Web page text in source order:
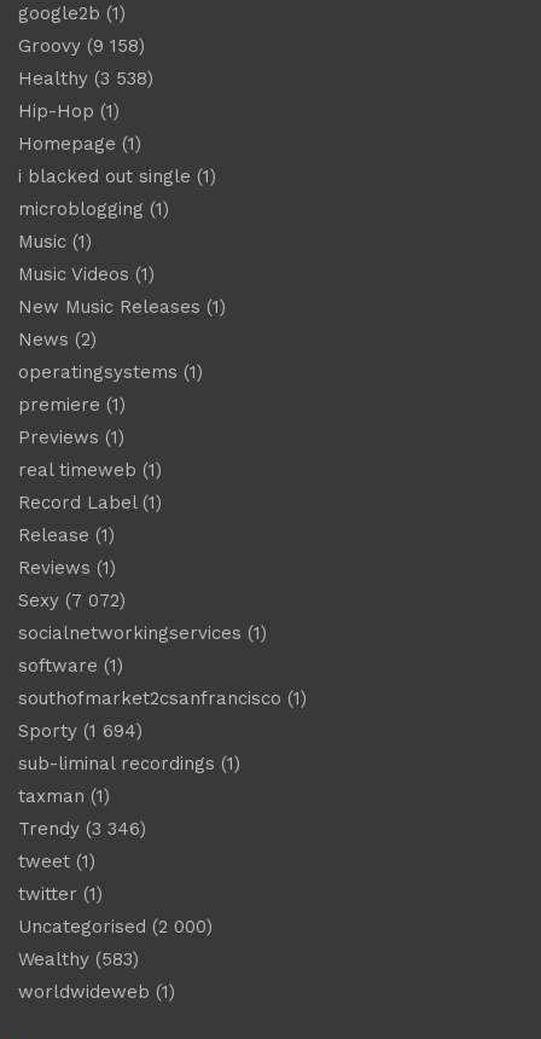
google2b (1)
Groovy (9 158)
Healthy (3 538)
Hip-Hop (1)
Homepage (1)
i blacked out single (1)
microblogging (1)
Music (1)
Music Videos (1)
New Music Releases (1)
News (2)
operatingsystems (1)
premiere (1)
Previews (1)
real timeweb (1)
Record Label(1)
Release (1)
Reviews (1)
Sexy (7 072)
socialnetworkingservices (1)
software (1)
southofmarket2csanfrancisco (1)
Sporty (1 694)
sub-liminal recordings (1)
taxman (1)
Trendy (3 346)
tweet (1)
twitter (1)
Uncategorised (2 000)
Wealthy (583)
worldwideweb (1)